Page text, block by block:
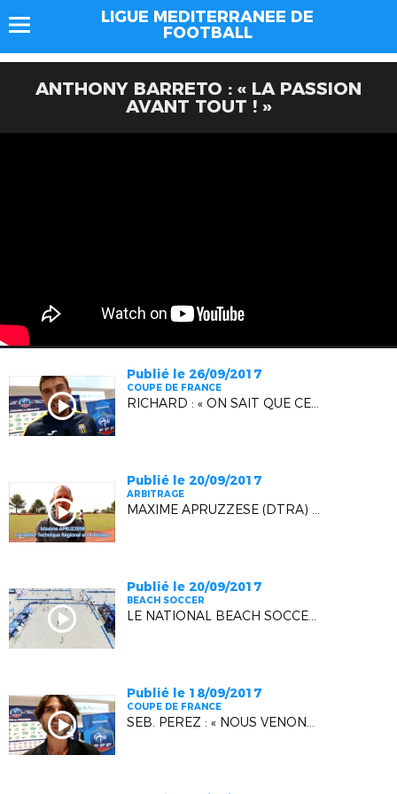
LIGUE MEDITERRANEE DE
FOOTBALL
ANTHONY BARRETO : « LA PASSION
AVANT TOUT ! »
Publié le 26/09/2017
COUPE DE FRANCE
RICHARD : « ON SAIT QUE CELA VA ÊTRE DUR ! »
Publié le 20/09/2017
ARBITRAGE
MAXIME APRUZZESE (DTRA) : "RECRUTEMENT, FIDELISATION, FORMATION"
Publié le 20/09/2017
BEACH SOCCER
LE NATIONAL BEACH SOCCER VU DU CIEL
Publié le 18/09/2017
COUPE DE FRANCE
SEB. PEREZ : « NOUS VENONS TOUS DU MONDE AMATEUR ! »